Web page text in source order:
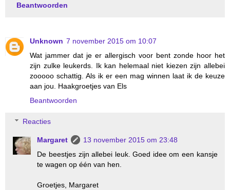
Beantwoorden
Unknown 7 november 2015 om 10:07
Wat jammer dat je er allergisch voor bent zonde hoor het
zijn zulke leukerds. Ik kan helemaal niet kiezen zijn allebei
zooooo schattig. Als ik er een mag winnen laat ik de keuze
aan jou. Haakgroetjes van Els
Beantwoorden
Reacties
Margaret
13 november 2015 om 23:48
De beestjes zijn allebei leuk. Goed idee om een kansje
te wagen op één van hen.
Groetjes, Margaret